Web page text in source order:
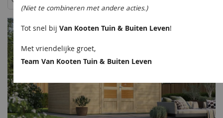
(Niet te combineren met andere acties.)
Tot snel bijVan Kooten Tuin & Buiten Leven!
Met vriendelijke groet,
Team Van Kooten Tuin & Buiten Leven